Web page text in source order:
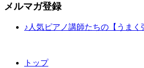
メルマガ登録
♪人気ピアノ講師たちの【うま
トップ